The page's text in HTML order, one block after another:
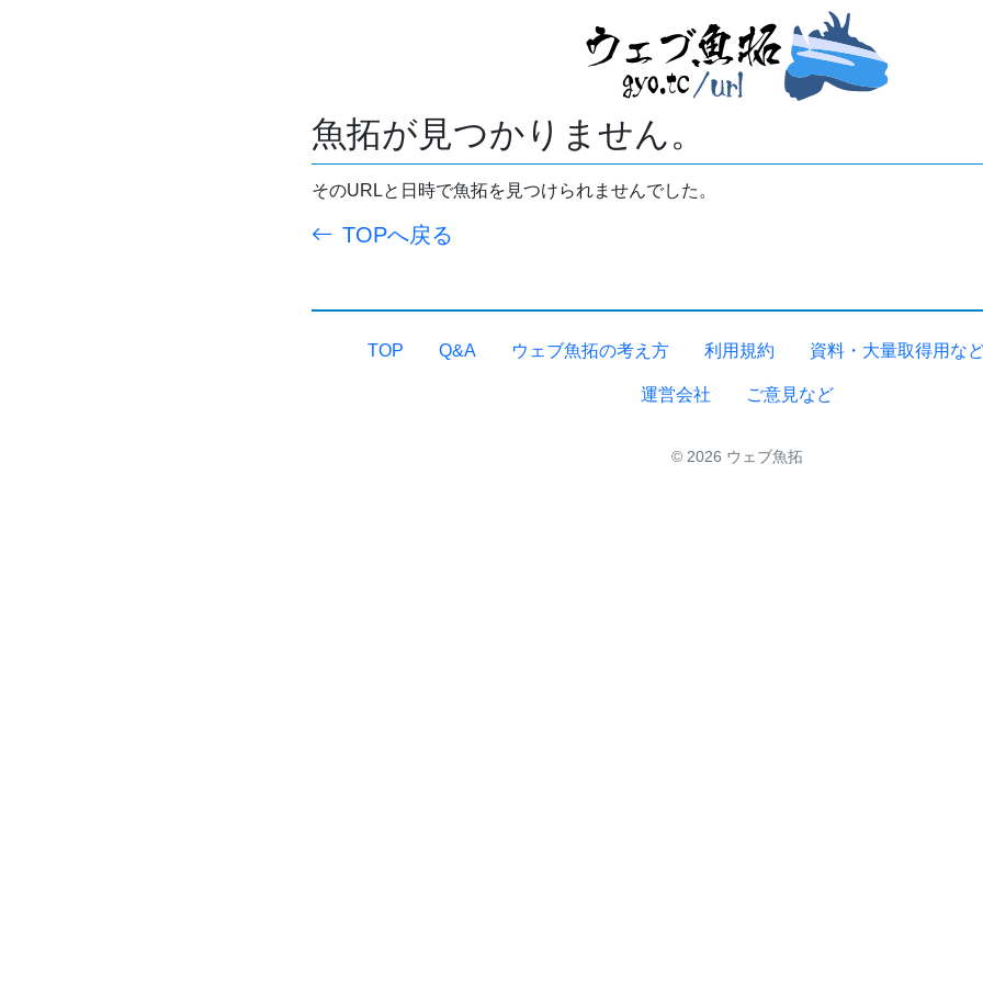
魚拓が見つかりません。
そのURLと日時で魚拓を見つけられませんでした。
TOPへ戻る
TOP Q&A ウェブ魚拓の考え方 利用規約 資料・大量取得用な
運営会社 ご意見など
© 2026 ウェブ魚拓